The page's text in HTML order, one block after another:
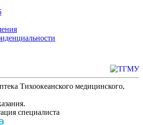
Тихоокеанского медицинского,
специалиста